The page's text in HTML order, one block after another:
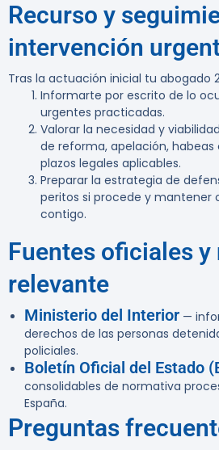
Recurso y
intervención
Tras la actuación inicial tu abogado
Informarte por escrito de lo
urgentes practicadas.
Valorar la necesidad y
de reforma, apelación,
plazos legales aplicables.
Preparar la estrategia de
peritos si procede y
contigo.
Fuentes oficiales
relevante
Ministerio del Interior —
derechos de las personas
policiales.
Boletín Oficial del Estado
consolidables de normativa
España.
Preguntas